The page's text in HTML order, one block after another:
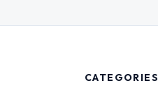
CATEGORIES